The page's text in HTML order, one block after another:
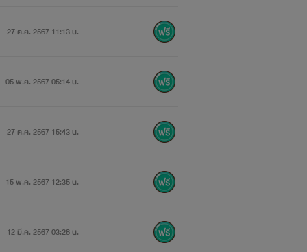
27 ต.ค. 2567 11:13 น.
05 พ.ค. 2567 05:14 น.
27 ต.ค. 2567 15:43 น.
15 พ.ค. 2567 12:35 น.
12 มี.ค. 2567 03:28 น.